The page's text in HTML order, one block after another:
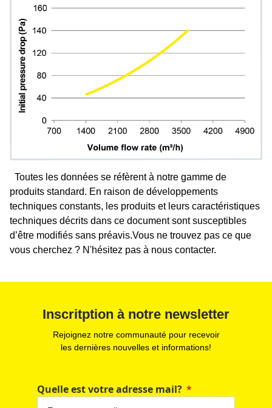
Toutes les données se réfèrent à notre gamme de
produits standard. En raison de développements
techniques constants, les produits et leurs caractéristiques
techniques décrits dans ce document sont susceptibles
d’être modifiés sans préavis.Vous ne trouvez pas ce que
vous cherchez ? N'hésitez pas à nous contacter.
Inscritption à notre newsletter
Rejoignez notre communauté pour recevoir
les dernières nouvelles et informations!
Quelle est votre adresse mail?